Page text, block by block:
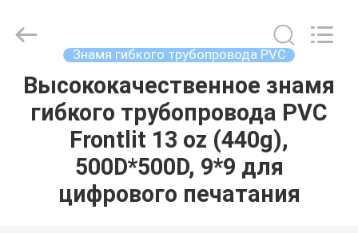
ДОМОЙ
ПРОДУКТЫ
Material
Co.,Ltd.
Reserved.
Знамя гибкого трубопровода PVC
Высококачественное знамя
гибкого трубопровода PVC
Frontlit 13 oz (440g),
500D*500D, 9*9 для
цифрового печатания